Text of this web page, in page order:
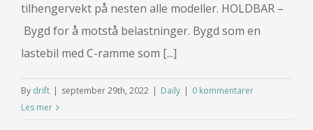
tilhengervekt på nesten alle modeller. HOLDBAR –
Bygd for å motstå belastninger. Bygd som en
lastebil med C-ramme som [...]
By drift | september 29th, 2022 | Daily | 0 kommentarer
Les mer